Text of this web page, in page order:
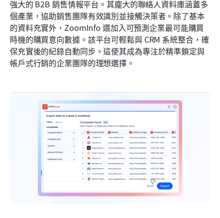
強大的 B2B 銷售情報平台。其龐大的聯絡人資料庫涵蓋多
個產業，協助銷售團隊有效識別並接觸決策者。除了基本
的資料充實外，ZoomInfo 還加入可預測企業最可能購買
時機的購買意向數據。該平台可輕鬆與 CRM 系統整合，確
保充實後的紀錄自動同步。這使其成為專注於精準鎖定與
帳戶式行銷的企業團隊的理想選擇。